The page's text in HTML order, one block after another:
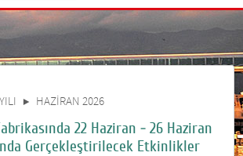
HAZİRAN 2026
22 Haziran - 26 Haziran
Gerçekleştirilecek Etkinlikler